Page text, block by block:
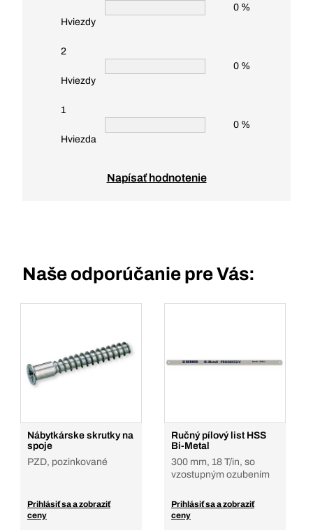
Hviezdy
0 %
2
Hviezdy
0 %
1
Hviezda
0 %
Napísať hodnotenie
Naše odporúčanie pre Vás:
Nábytkárske skrutky na
spoje
PZD, pozinkované
Prihlásiť sa a zobraziť
ceny
Ručný pílový list HSS
Bi-Metal
300 mm, 18 T/in, so
vzostupným ozubením
Prihlásiť sa a zobraziť
ceny